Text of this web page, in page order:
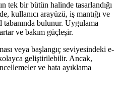
tek bir bütün halinde tasarlandığı
kullanıcı arayüzü, iş mantığı ve
bulunur. Uygulama
ve bakım güçleşir.
veya başlangıç seviyesindeki e-
geliştirilebilir. Ancak,
ve hata ayıklama